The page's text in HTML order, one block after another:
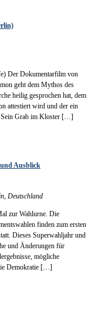
Der Dokumentarfilm von
geht dem Mythos des
heilig gesprochen hat, dem
attestiert wird und der ein
Sein Grab im Kloster […]
Ausblick
Deutschland
zur Wahlurne. Die
finden zum ersten
Dieses Superwahljahr und
und Änderungen für
mögliche
Demokratie […]